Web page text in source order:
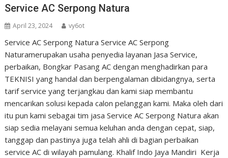
Service AC Serpong Natura
April 23, 2024 vy6ot
Service AC Serpong Natura Service AC Serpong
Naturamerupakan usaha penyedia layanan Jasa Service,
perbaikan, Bongkar Pasang AC dengan menghadirkan para
TEKNISI yang handal dan berpengalaman dibidangnya, serta
tarif service yang terjangkau dan kami siap membantu
mencarikan solusi kepada calon pelanggan kami. Maka oleh dari
itu pun kami sebagai tim jasa Service AC Serpong Natura akan
siap sedia melayani semua keluhan anda dengan cepat, siap,
tanggap dan pastinya juga telah ahli di bagian perbaikan
service AC di wilayah pamulang. Khalif Indo Jaya Mandiri Kerja